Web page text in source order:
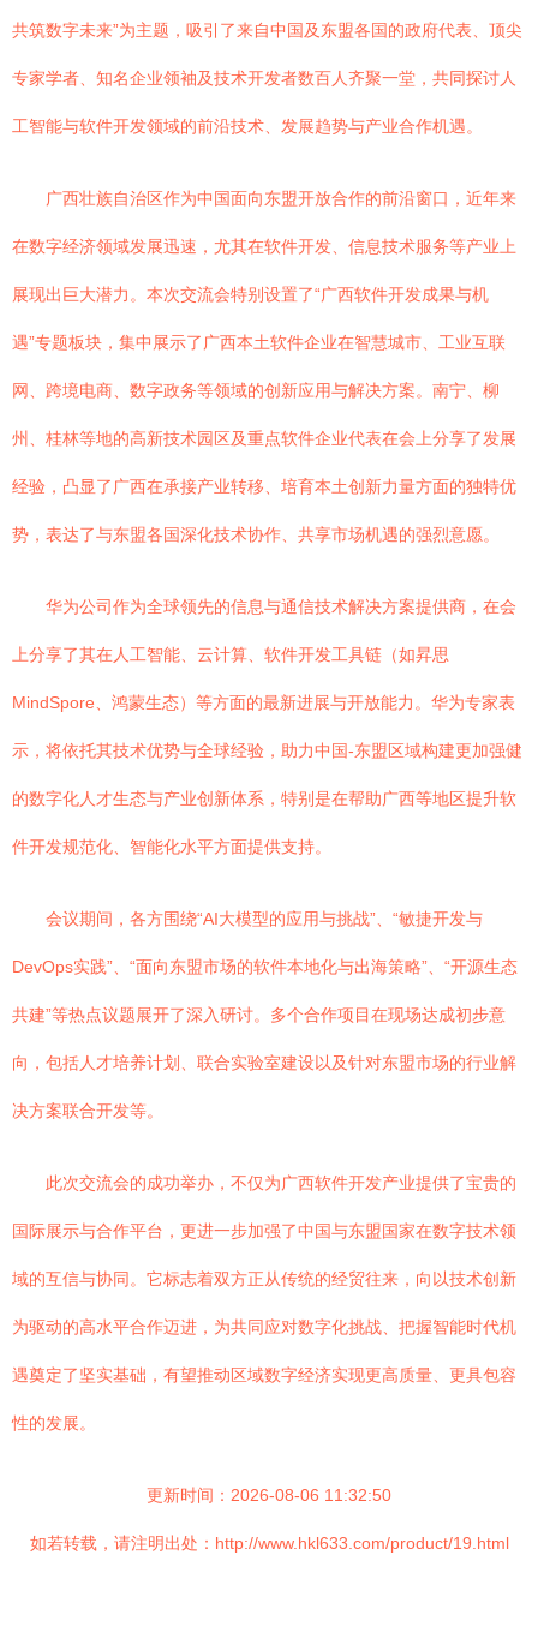
共筑数字未来”为主题，吸引了来自中国及东盟各国的政府代表、顶尖
专家学者、知名企业领袖及技术开发者数百人齐聚一堂，共同探讨人
工智能与软件开发领域的前沿技术、发展趋势与产业合作机遇。
广西壮族自治区作为中国面向东盟开放合作的前沿窗口，近年来
在数字经济领域发展迅速，尤其在软件开发、信息技术服务等产业上
展现出巨大潜力。本次交流会特别设置了“广西软件开发成果与机
遇”专题板块，集中展示了广西本土软件企业在智慧城市、工业互联
网、跨境电商、数字政务等领域的创新应用与解决方案。南宁、柳
州、桂林等地的高新技术园区及重点软件企业代表在会上分享了发展
经验，凸显了广西在承接产业转移、培育本土创新力量方面的独特优
势，表达了与东盟各国深化技术协作、共享市场机遇的强烈意愿。
华为公司作为全球领先的信息与通信技术解决方案提供商，在会
上分享了其在人工智能、云计算、软件开发工具链（如昇思
MindSpore、鸿蒙生态）等方面的最新进展与开放能力。华为专家表
示，将依托其技术优势与全球经验，助力中国-东盟区域构建更加强健
的数字化人才生态与产业创新体系，特别是在帮助广西等地区提升软
件开发规范化、智能化水平方面提供支持。
会议期间，各方围绕“AI大模型的应用与挑战”、“敏捷开发与
DevOps实践”、“面向东盟市场的软件本地化与出海策略”、“开源生态
共建”等热点议题展开了深入研讨。多个合作项目在现场达成初步意
向，包括人才培养计划、联合实验室建设以及针对东盟市场的行业解
决方案联合开发等。
此次交流会的成功举办，不仅为广西软件开发产业提供了宝贵的
国际展示与合作平台，更进一步加强了中国与东盟国家在数字技术领
域的互信与协同。它标志着双方正从传统的经贸往来，向以技术创新
为驱动的高水平合作迈进，为共同应对数字化挑战、把握智能时代机
遇奠定了坚实基础，有望推动区域数字经济实现更高质量、更具包容
性的发展。
更新时间：2026-08-06 11:32:50
如若转载，请注明出处：http://www.hkl633.com/product/19.html